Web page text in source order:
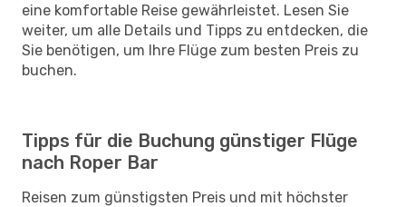
eine komfortable Reise gewährleistet. Lesen Sie
weiter, um alle Details und Tipps zu entdecken, die
Sie benötigen, um Ihre Flüge zum besten Preis zu
buchen.
Tipps für die Buchung günstiger Flüge
nach Roper Bar
Reisen zum günstigsten Preis und mit höchster